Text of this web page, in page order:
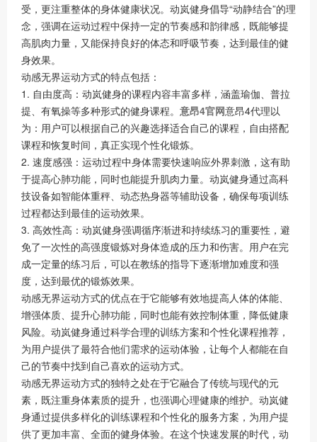
受，更注重整体的身体健康状况。动岚健身倡导“动静结合”的理
念，强调在运动过程中保持一定的节奏感和韵律感，既能够提
高肌肉力量，又能保持良好的体态和呼吸节奏，达到最佳的健
身效果。
动感无界运动方式的特点包括：
1. 自由度高：动岚健身的课程内容丰富多样，涵盖瑜伽、普拉
提、有氧操等多种形式的健身课程。 意昂4官网意昂4代理以
为：用户可以根据自己的兴趣选择适合自己的课程，自由搭配
课程和恢复时间，真正实现个性化锻炼。
2. 速度感强：运动过程中身体需要快速响应外界刺激，这有助
于提高心肺功能，同时也能提升肌肉力量。动岚健身通过高科
技设备如智能体重秤、动态热身器等辅助设备，确保每项训练
过程都达到最佳的运动效果。
3. 高效性高：动岚健身强调循序渐进和持续练习的重要性，避
免了一次性的高强度锻炼对身体造成的压力和伤害。用户在完
成一定量的练习后，可以在教练的指导下逐渐增加难度和强
度，达到最优的锻炼效果。
动感无界运动方式的优点在于它能够有效地提高人体的体能、
增强体质、提升心肺功能，同时也能有效控制体重，降低健康
风险。动岚健身通过科学合理的训练方案和个性化课程推荐，
为用户提供了最符合他们需求的运动体验，让每个人都能在自
己的节奏中找到自己喜欢的运动方式。
动感无界运动方式的独特之处在于它融合了传统与现代的元
素，既注重身体素质的提升，也强调心理健康的维护。动岚健
身通过提供多样化的训练课程和个性化的服务方案，为用户提
供了更加丰富、全面的健身体验。在这个快速发展的时代，动